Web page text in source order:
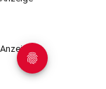
Anzeige